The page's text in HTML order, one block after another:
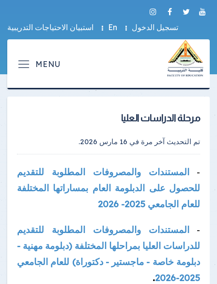
تسجيل الدخول En استبيان الاحتياجات التدريبية
مرحلة الدراسات العليا
تم التحديث آخر مرة في 16 مارس 2026 .
- المستندات والمصروفات المطلوبة للتقديم
للحصول على الدبلومة العام بمساراتها المختلفة
للعام الجامعي 2025- 2026
- المستندات والمصروفات المطلوبة للتقديم
للدراسات العليا بمراحلها المختلفة (دبلومة مهنية -
دبلومة خاصة - ماجستير - دكتوراة) للعام الجامعي
2025-2026
.